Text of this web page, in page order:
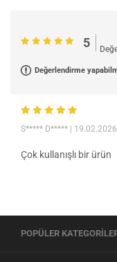
5
Değerlendirme
S***** D***** | 19.02.2026
Çok kullanışlı bir ürün
POPÜLER